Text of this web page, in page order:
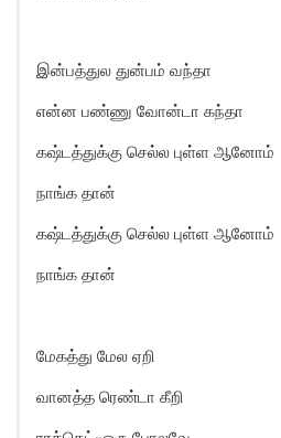
இன்பத்துல துன்பம் வந்தா
என்ன பண்ணு வோன்டா கந்தா
கஷ்டத்துக்கு செல்ல புள்ள ஆனோம்
நாங்க தான்
கஷ்டத்துக்கு செல்ல புள்ள ஆனோம்
நாங்க தான்
மேகத்து மேல ஏறி
வானத்த ரெண்டா கீறி